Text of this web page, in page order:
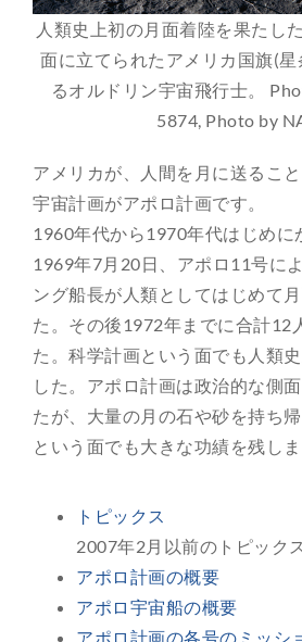
人類史上初の月面着陸を果たし
面に立てられたアメリカ国旗(
るオルドリン宇宙飛行士。
5874, Photo by
アメリカが、人間を月に送るこ
宇宙計画がアポロ計画です。
1960年代から1970年代はじめに
1969年7月20日、アポロ11号に
ング船長が人類としてはじめて
た。その後1972年までに合計12
た。科学計画という面でも人類
した。アポロ計画は政治的な側
たが、大量の月の石や砂を持ち
という面でも大きな功績を残しま
トピックス
2007年2月以前のトピック
アポロ計画の概要
アポロ宇宙船の概要
アポロ計画の各号のミッシ